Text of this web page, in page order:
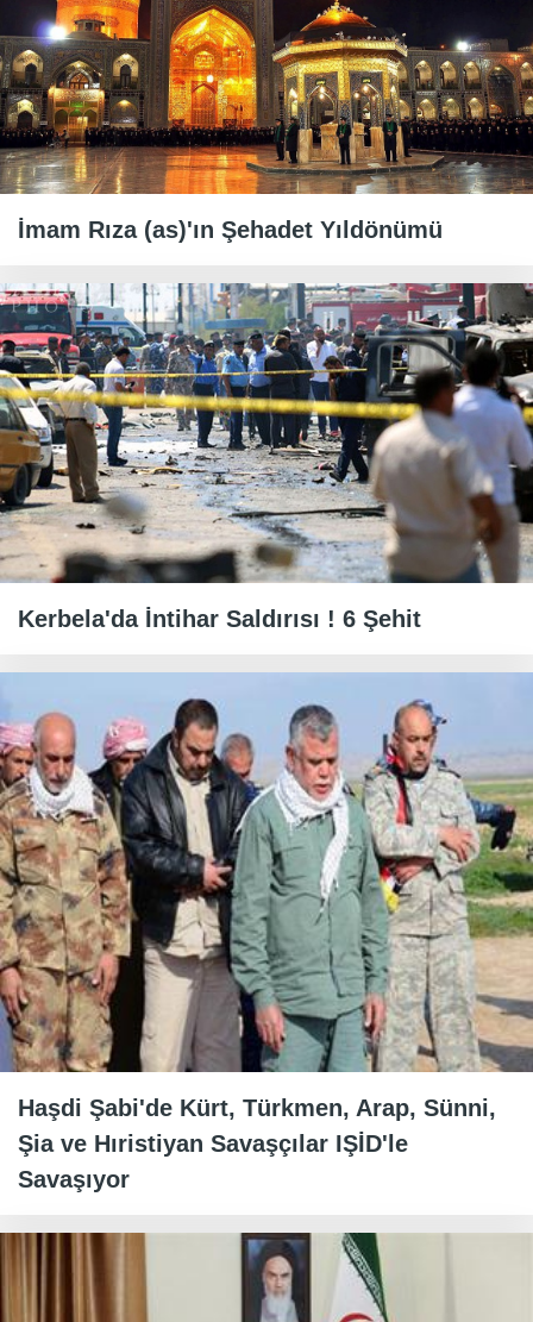
İmam Rıza (as)'ın Şehadet Yıldönümü
Kerbela'da İntihar Saldırısı ! 6 Şehit
Haşdi Şabi'de Kürt, Türkmen, Arap, Sünni,
Şia ve Hıristiyan Savaşçılar IŞİD'le
Savaşıyor